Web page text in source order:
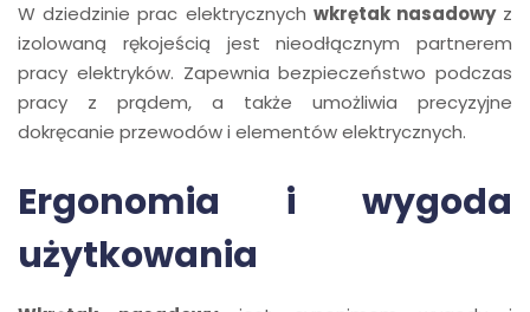
W dziedzinie prac elektrycznych wkrętak nasadowyz
izolowaną rękojeścią jest nieodłącznym partnerem
pracy elektryków. Zapewnia bezpieczeństwo podczas
pracy z prądem, a także umożliwia precyzyjne
dokręcanie przewodów i elementów elektrycznych.
Ergonomia i wygoda
użytkowania